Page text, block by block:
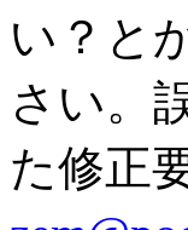
い？と
さい。
た修正